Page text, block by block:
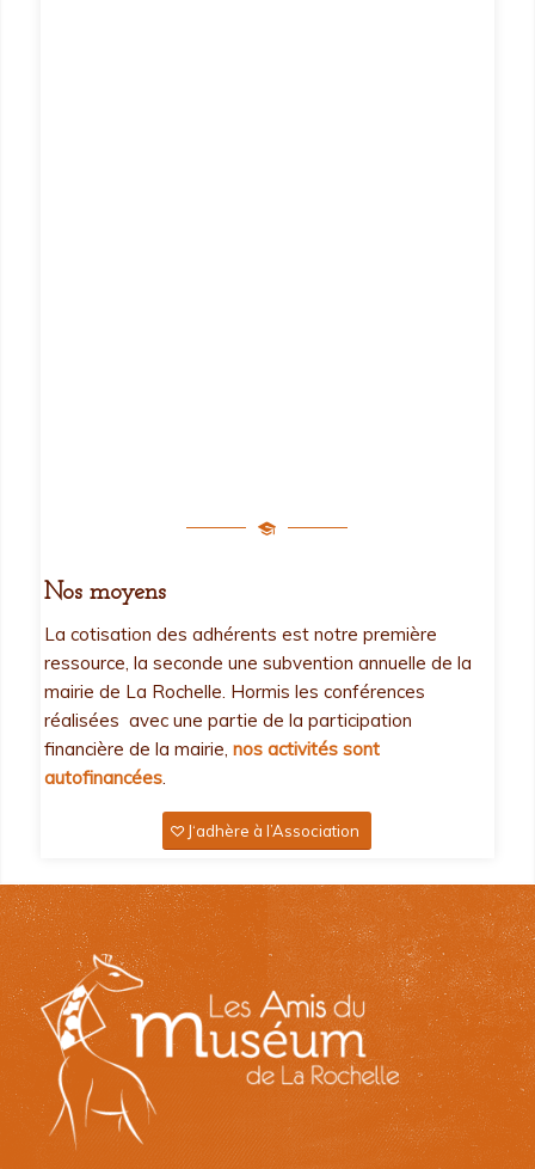
Nos moyens
La cotisation des adhérents est notre première
ressource, la seconde une subvention annuelle de la
mairie de La Rochelle. Hormis les conférences
réalisées avec une partie de la participation
financière de la mairie,nos activités sont
autofinancées.
J‘adhère à l’Association